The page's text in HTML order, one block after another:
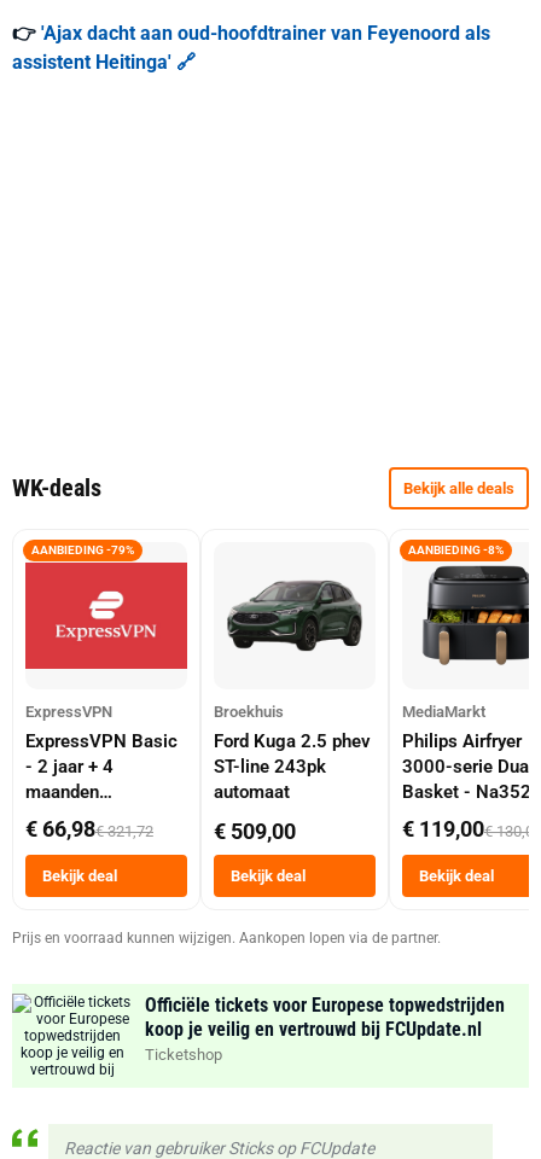
👉 'Ajax dacht aan oud-hoofdtrainer van Feyenoord als
assistent Heitinga' 🔗
WK-deals Bekijk alle deals
AANBIEDING -79%
ExpressVPN
ExpressVPN Basic
- 2 jaar + 4
maanden
abonnement
€ 66,98€ 321,72
Bekijk deal
Broekhuis
Ford Kuga 2.5 phev
ST-line 243pk
automaat
€ 509,00
Bekijk deal
AANBIEDING -8%
MediaMarkt
Philips Airfryer
3000-serie Dual
Basket -
Dubbele Mand 9
Tot 6 Personen
Heteluchtfriteuse
Zwart
€ 119,00€ 130,00
Bekijk deal
Prijs en voorraad kunnen wijzigen. Aankopen lopen via de partner.
Officiële tickets voor Europese topwedstrijden
koop je veilig en vertrouwd bij FCUpdate.nl
Ticketshop
Reactie van gebruiker Sticks op FCUpdate